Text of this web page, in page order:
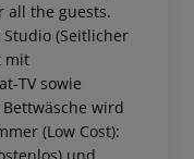
all the guests.
(Seitlicher
mit
TV sowie
wird
(Low Cost):